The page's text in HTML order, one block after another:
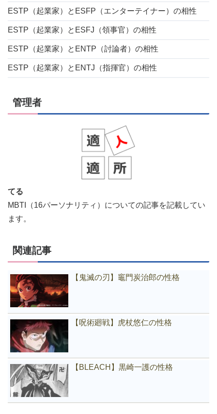
ESTP（起業家）とESFP（エンターテイナー）の相性
ESTP（起業家）とESFJ（領事官）の相性
ESTP（起業家）とENTP（討論者）の相性
ESTP（起業家）とENTJ（指揮官）の相性
管理者
てる
MBTI（16パーソナリティ）についての記事を記載してい
ます。
関連記事
【鬼滅の刃】竈門炭治郎の性格
【呪術廻戦】虎杖悠仁の性格
【BLEACH】黒崎一護の性格